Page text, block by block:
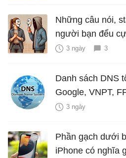
Những câu nói,
người bạn đểu
3 ngày 3
Danh sách DNS
Google, VNPT,
3 ngày
Phần gạch dưới
iPhone có nghĩa